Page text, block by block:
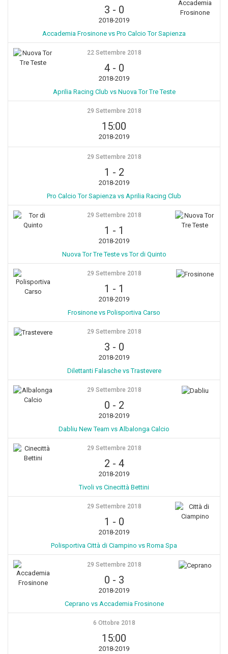
3 - 0
2018-2019
Accademia Frosinone vs Pro Calcio Tor Sapienza
22 Settembre 2018
4- 0
2018-2019
Aprilia Racing Club vs Nuova Tor Tre Teste
29 Settembre 2018
15:00
2018-2019
29 Settembre 2018
1 - 2
2018-2019
Pro Calcio Tor Sapienza vs Aprilia Racing Club
29 Settembre 2018
1 - 1
2018-2019
Nuova Tor Tre Teste vs Tor di Quinto
29 Settembre 2018
1 - 1
2018-2019
Frosinone vs Polisportiva Carso
29 Settembre 2018
3 - 0
2018-2019
Dilettanti Falasche vs Trastevere
29 Settembre 2018
0 - 2
2018-2019
Dabliu New Team vs Albalonga Calcio
29 Settembre 2018
2 - 4
2018-2019
Tivoli vs Cinecittà Bettini
29 Settembre 2018
1 - 0
2018-2019
Polisportiva Città di Ciampino vs Roma Spa
29 Settembre 2018
0 - 3
2018-2019
Ceprano vs Accademia Frosinone
6 Ottobre 2018
15:00
2018-2019